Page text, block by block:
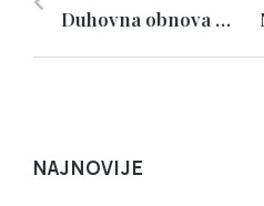
Duhovna obnova za roditelje
NAJNOVIJE